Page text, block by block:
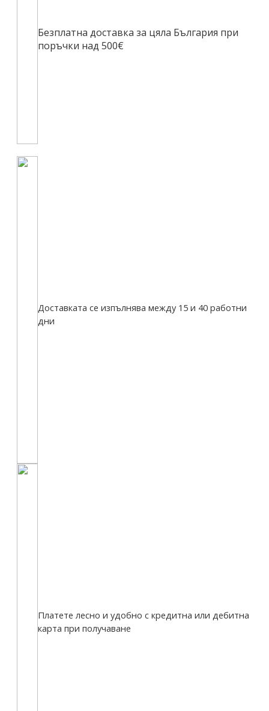
Безплатна доставка за цяла България при
поръчки над 500€
Доставката се изпълнява между 15 и 40 работни
дни
Платете лесно и удобно с кредитна или дебитна
карта при получаване